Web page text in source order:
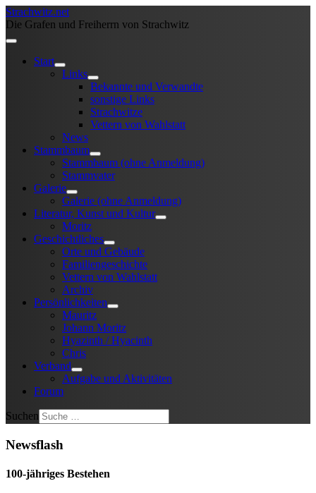
Strachwitz.net
Die Grafen und Freiherrn von Strachwitz
Start
Links
Bekannte und Verwandte
sonstige Links
Strachwitze
Vettern von Wahlstatt
News
Stammbaum
Stammbaum (ohne Anmeldung)
Stammvater
Galerie
Galerie (ohne Anmeldung)
Literatur, Kunst und Kultur
Moritz
Geschichtliches
Orte und Gebäude
Familiengeschichte
Vettern von Wahlstatt
Archiv
Persönlichkeiten
Mauritz
Johann Moritz
Hyazinth / Hyacinth
Chris
Verband
Aufgabe und Aktivitäten
Forum
Suchen
Newsflash
100-jähriges Bestehen